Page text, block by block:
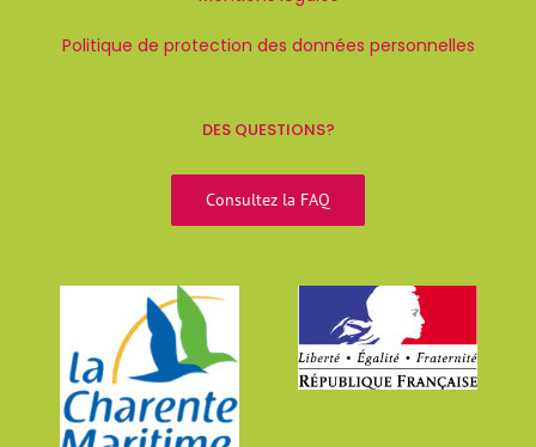
Politique de protection des données personnelles
DES QUESTIONS?
Consultez la FAQ